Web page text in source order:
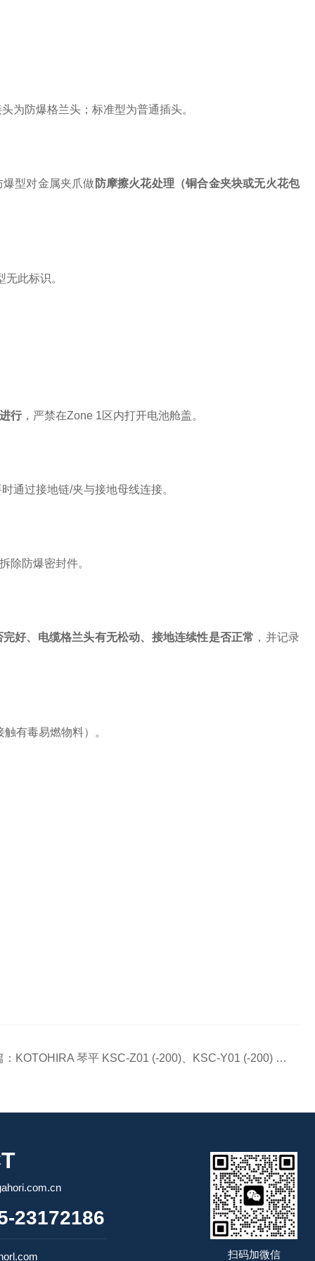
为防爆格兰头；标准型为普通插头。
型对金属夹爪做 防摩擦火花处理（铜合金夹块或无火花包
无此标识。
行，严禁在Zone 1区内打开电池舱盖。
通过接地链/夹与接地母线连接。
除防爆密封件。
好、电缆格兰头有无松动、接地连续性是否正常 ，并记录
有毒易燃物料）。
KOTOHIRA 琴平 KSC-Z01 (-200)、KSC-Y01 (-200) 滤网更换步骤说明
23172186
扫码加微信